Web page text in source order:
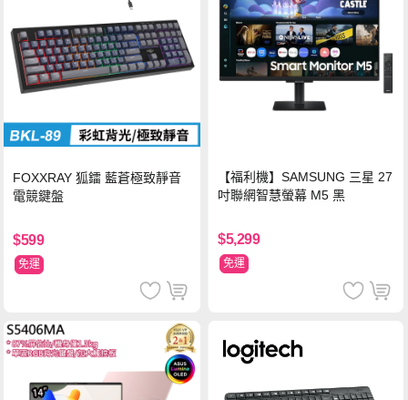
FOXXRAY 狐鐳 藍蒼極致靜音
電競鍵盤
$599
免運
【福利機】SAMSUNG 三星 27
吋聯網智慧螢幕 M5 黑
$5,299
免運